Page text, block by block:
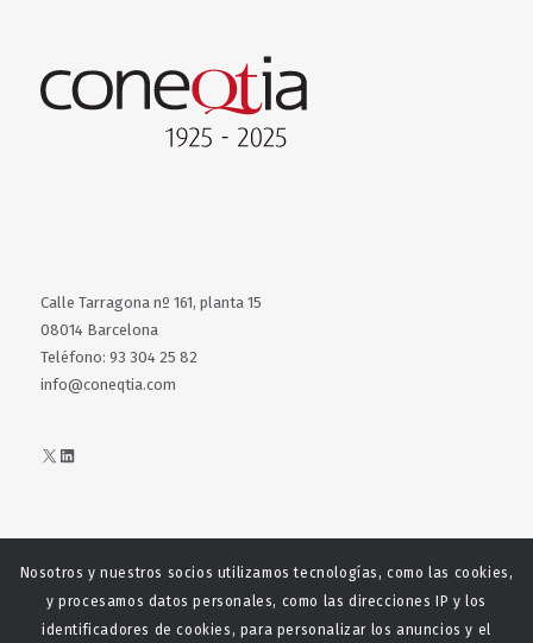
Calle Tarragona nº 161, planta 15
08014 Barcelona
Teléfono: 93 304 25 82
info@coneqtia.com
X LinkedIn
Web realizada con el patrocinio del Centro Español del Centro
Español de Derechos Reprofráficos
Nosotros y nuestros socios utilizamos tecnologías, como las cookies,
y procesamos datos personales, como las direcciones IP y los
identificadores de cookies, para personalizar los anuncios y el